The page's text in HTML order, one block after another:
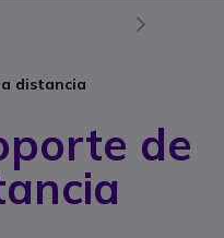
distancia
de